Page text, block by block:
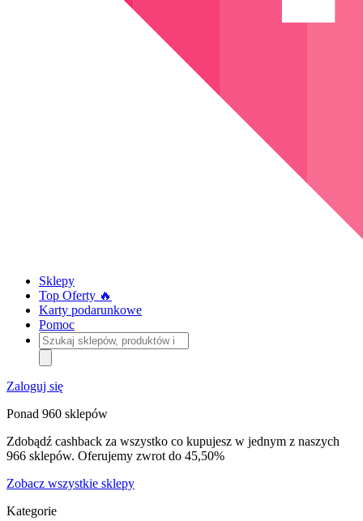
Sklepy
Top Oferty 🔥
Karty podarunkowe
Pomoc
Szukaj
sklepów,
produktów
i
kategorii
Zaloguj się
Ponad 960 sklepów
Zdobądź cashback za wszystko co kupujesz w jednym z naszych
966 sklepów. Oferujemy zwrot do 45,50%
Zobacz wszystkie sklepy
Kategorie